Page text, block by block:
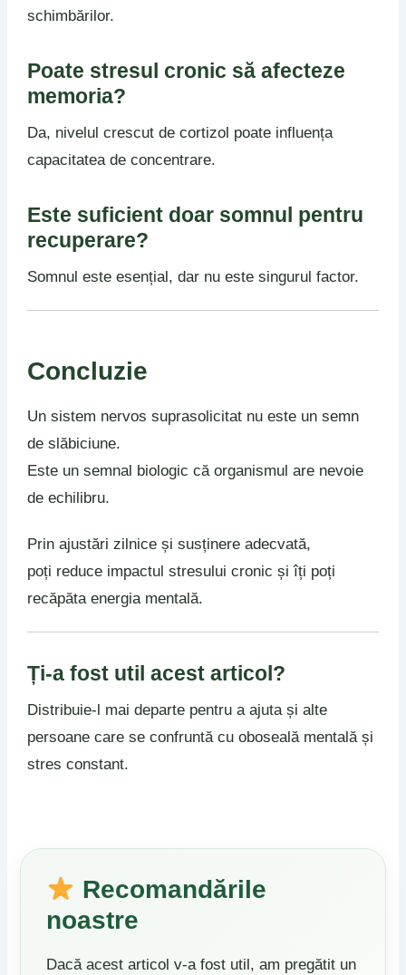
schimbărilor.
Poate stresul cronic să afecteze
memoria?
Da, nivelul crescut de cortizol poate influența
capacitatea de concentrare.
Este suficient doar somnul pentru
recuperare?
Somnul este esențial, dar nu este singurul factor.
Concluzie
Un sistem nervos suprasolicitat nu este un semn
de slăbiciune.
Este un semnal biologic că organismul are nevoie
de echilibru.
Prin ajustări zilnice și susținere adecvată,
poți reduce impactul stresului cronic și îți poți
recăpăta energia mentală.
Ți-a fost util acest articol?
Distribuie-l mai departe pentru a ajuta și alte
persoane care se confruntă cu oboseală mentală și
stres constant.
Recomandările
noastre
Dacă acest articol v-a fost util, am pregătit un